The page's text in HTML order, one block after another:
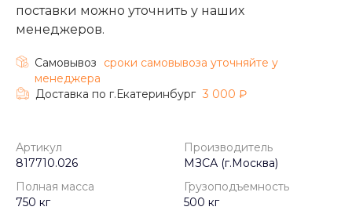
поставки можно уточнить у наших
менеджеров.
Самовывоз
cроки самовывоза уточняйте у
менеджера
Доставка по г.Екатеринбург 3 000 ₽
Артикул
817710.026
Производитель
МЗСА (г.Москва)
Полная масса
750 кг
Грузоподъемность
500 кг